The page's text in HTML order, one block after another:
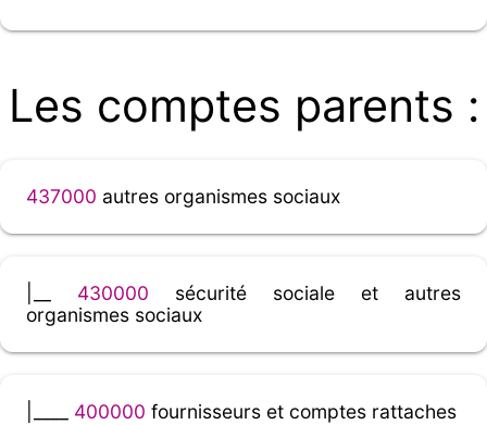
Les comptes parents :
437000 autres organismes sociaux
430000 sécurité sociale et autres
organismes sociaux
400000 fournisseurs et comptes rattaches